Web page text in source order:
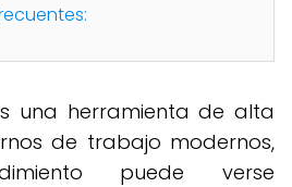
una herramienta de alta
de trabajo modernos,
puede verse